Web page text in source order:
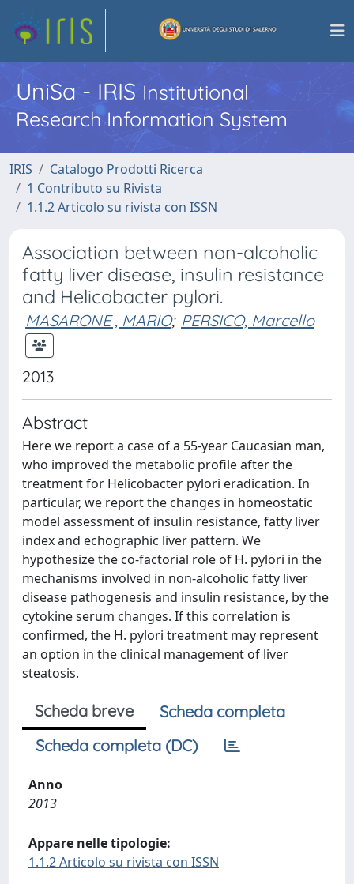
UniSa - IRISInstitutional
Research Information System
IRIS
Catalogo Prodotti Ricerca
1 Contributo su Rivista
1.1.2 Articolo su rivista con ISSN
Association between non-alcoholic
fatty liver disease, insulin resistance
and Helicobacter pylori.
MASARONE , MARIO; PERSICO, Marcello
2013
Abstract
Here we report a case of a 55-year Caucasian man,
who improved the metabolic profile after the
treatment for Helicobacter pylori eradication. In
particular, we report the changes in homeostatic
model assessment of insulin resistance, fatty liver
index and echographic liver pattern. We
hypothesize the co-factorial role of H. pylori in the
mechanisms involved in non-alcoholic fatty liver
disease pathogenesis and insulin resistance, by the
cytokine serum changes. If this correlation is
confirmed, the H. pylori treatment may represent
an option in the clinical management of liver
steatosis.
Scheda breve
Scheda completa
Scheda completa (DC)
Anno
2013
Appare nelle tipologie:
1.1.2 Articolo su rivista con ISSN